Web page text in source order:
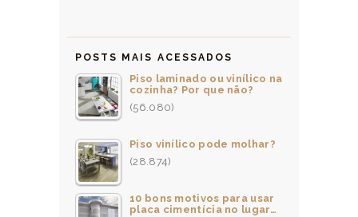
POSTS MAIS ACESSADOS
Piso laminado ou vinílico na
cozinha? Por que não?
(56.080)
Piso vinílico pode molhar?
(28.874)
10 bons motivos para usar
placa cimentícia no lugar…